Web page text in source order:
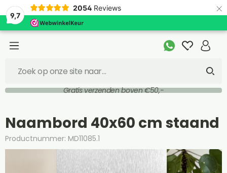
9,7
2054 Reviews ×
Gratis verzenden boven €50,-
Naambord 40x60 cm staand
Productnummer: MD11085.1